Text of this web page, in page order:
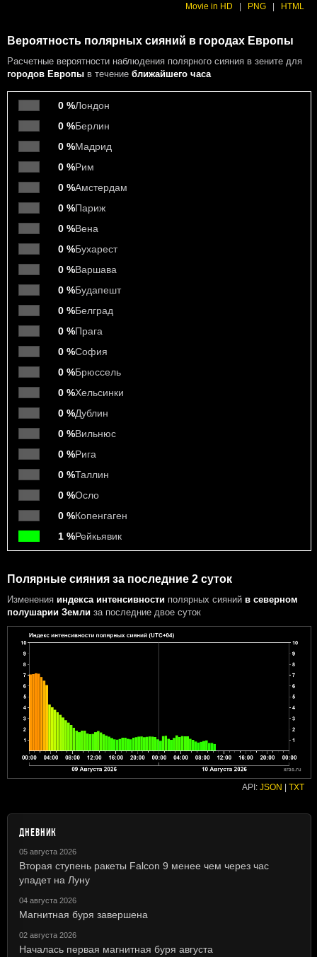
Movie in HD PNG HTML
Вероятность полярных сияний в городах Европы
Расчетные вероятности наблюдения полярного сияния в зените для
городов Европы в течение ближайшего часа
0 %Лондон
0 %Берлин
0 %Мадрид
0 %Рим
0 %Амстердам
0 %Париж
0 %Вена
0 %Бухарест
0 %Варшава
0 %Будапешт
0 %Белград
0 %Прага
0 %София
0 %Брюссель
0 %Хельсинки
0 %Дублин
0 %Вильнюс
0 %Рига
0 %Таллин
0 %Осло
0 %Копенгаген
1 %Рейкьявик
Полярные сияния за последние 2 суток
Изменения индекса интенсивности полярных сияний в северном
полушарии Земли за последние двое суток
API: JSON TXT
ДНЕВНИК
05 августа 2026
Вторая ступень ракеты Falcon 9 менее чем через час
упадет на Луну
04 августа 2026
Магнитная буря завершена
02 августа 2026
Началась первая магнитная буря августа